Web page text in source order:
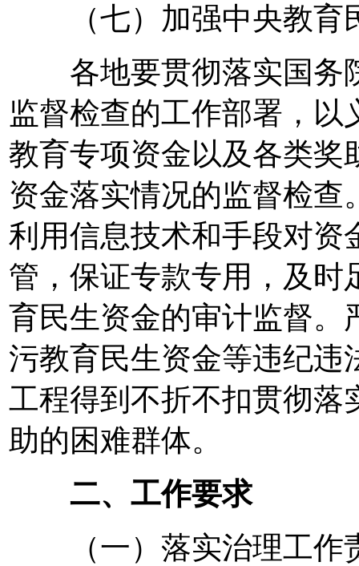
（七）加强中央教育
各地要贯彻落实国务
监督检查的工作部署，
教育专项资金以及各类奖
资金落实情况的监督检查
利用信息技术和手段对资
管，保证专款专用，及时
育民生资金的审计监督。
污教育民生资金等违纪违
工程得到不折不扣贯彻落
助的困难群体。
二、工作要求
（一）落实治理工作